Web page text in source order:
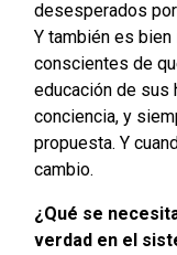
desesperados
Y también es
conscientes de
educación de sus
conciencia, y
propuesta. Y
cambio.
¿Qué se
verdad en el